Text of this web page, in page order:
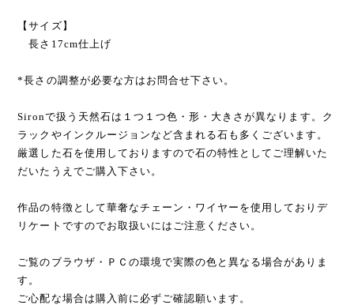
【サイズ】
長さ17cm仕上げ
*長さの調整が必要な方はお問合せ下さい。
Sironで扱う天然石は１つ１つ色・形・大きさが異なります。ク
ラックやインクルージョンなど含まれる石も多くございます。
厳選した石を使用しておりますので石の特性としてご理解いた
だいたうえでご購入下さい。
作品の特徴として華奢なチェーン・ワイヤーを使用しておりデ
リケートですのでお取扱いにはご注意ください。
ご覧のブラウザ・ＰＣの環境で実際の色と異なる場合がありま
す。
ご心配な場合は購入前に必ずご確認願います。